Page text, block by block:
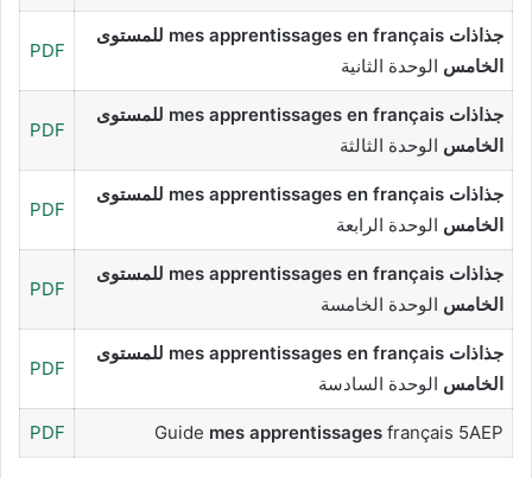
جذاذات mes apprentissages en français للمستوى
الخامس الوحدة الثانية
PDF
جذاذات mes apprentissages en français للمستوى
الخامس الوحدة الثالثة
PDF
جذاذات mes apprentissages en français للمستوى
الخامس الوحدة الرابعة
PDF
جذاذات mes apprentissages en français للمستوى
الخامس الوحدة الخامسة
PDF
جذاذات mes apprentissages en français للمستوى
الخامس الوحدة السادسة
PDF
Guide mes apprentissagesfrançais 5AEP
PDF